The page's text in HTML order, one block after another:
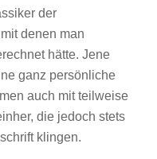
der
denen man
hätte. Jene
ganz persönliche
auch mit teilweise
die jedoch stets
klingen.